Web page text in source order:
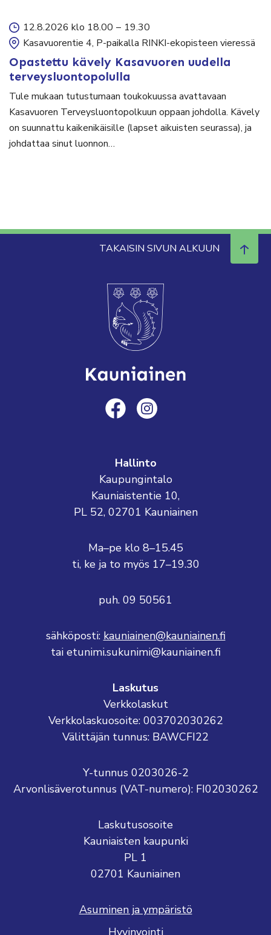
12.8.2026 klo 18.00 – 19.30
Kasavuorentie 4, P-paikalla RINKI-ekopisteen vieressä
Opastettu kävely Kasavuoren uudella
terveysluontopolulla
Tule mukaan tutustumaan toukokuussa avattavaan
Kasavuoren Terveysluontopolkuun oppaan johdolla. Kävely
on suunnattu kaikenikäisille (lapset aikuisten seurassa), ja
johdattaa sinut luonnon…
TAKAISIN SIVUN ALKUUN
Hallinto
Kaupungintalo
Kauniaistentie 10,
PL 52, 02701 Kauniainen
Ma–pe klo 8–15.45
ti, ke ja to myös 17–19.30
puh. 09 50561
sähköposti: kauniainen@kauniainen.fi
tai etunimi.sukunimi@kauniainen.fi
Laskutus
Verkkolaskut
Verkkolaskuosoite: 003702030262
Välittäjän tunnus: BAWCFI22
Y-tunnus 0203026-2
Arvonlisäverotunnus (VAT-numero): FI02030262
Laskutusosoite
Kauniaisten kaupunki
PL 1
02701 Kauniainen
Asuminen ja ympäristö
Hyvinvointi